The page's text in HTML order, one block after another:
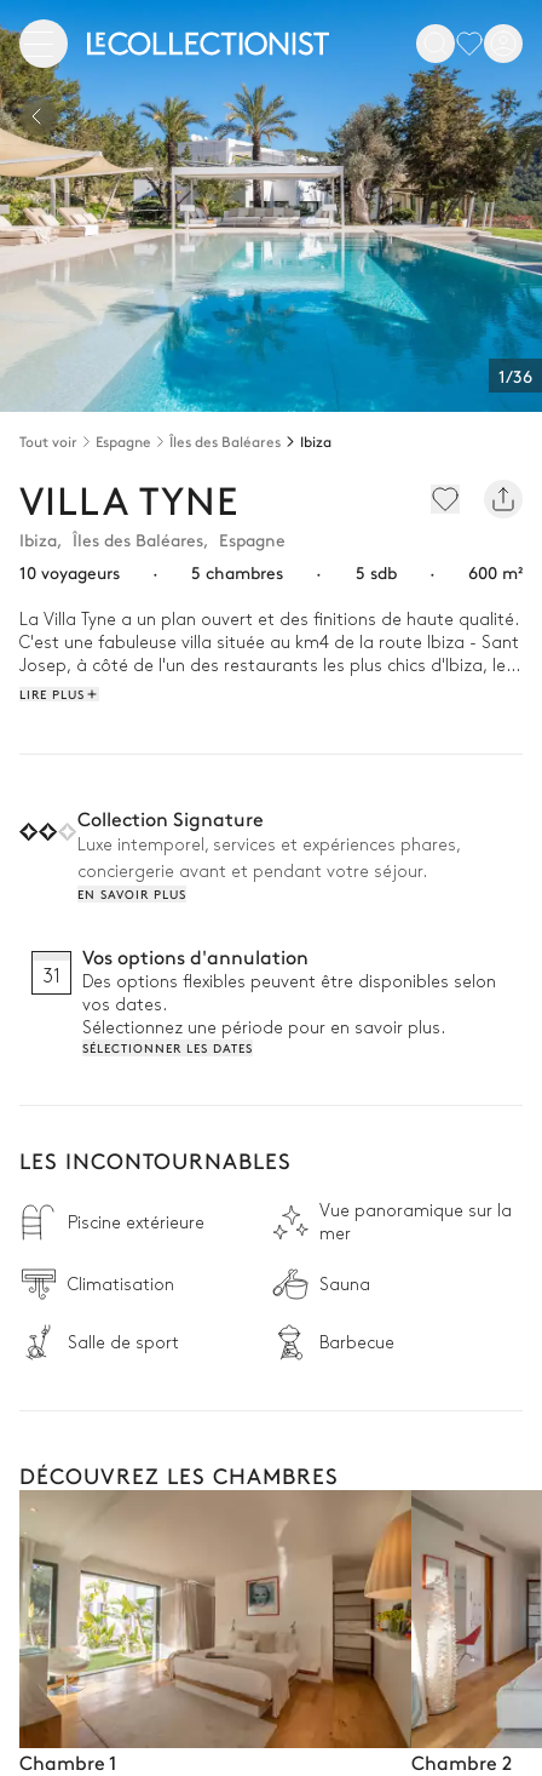
1/36
Tout voir Espagne Îles des Baléares Ibiza
VILLA TYNE
Ibiza, Îles des Baléares, Espagne
10 voyageurs
· 5 chambres · 5 sdb · 600 m²
La Villa Tyne a un plan ouvert et des finitions de haute qualité.
C'est une fabuleuse villa située au km4 de la route Ibiza - Sant
Josep, à côté de l'un des restaurants les plus chics d'Ibiza, le
KM5. Elle est lumineuse et aérée avec de très hauts plafonds
LIRE PLUS
Collection Signature
Luxe intemporel, services et expériences phares,
conciergerie avant et pendant votre séjour.
EN SAVOIR PLUS
31
Vos options d'annulation
Des options flexibles peuvent être disponibles selon
vos dates.
Sélectionnez une période pour en savoir plus.
SÉLECTIONNER LES DATES
LES INCONTOURNABLES
Piscine extérieure
Vue panoramique sur la
mer
Climatisation Sauna
Salle de sport Barbecue
DÉCOUVREZ LES CHAMBRES
Chambre 1 Chambre 2